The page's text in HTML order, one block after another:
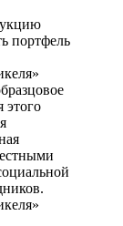
портфель
этого